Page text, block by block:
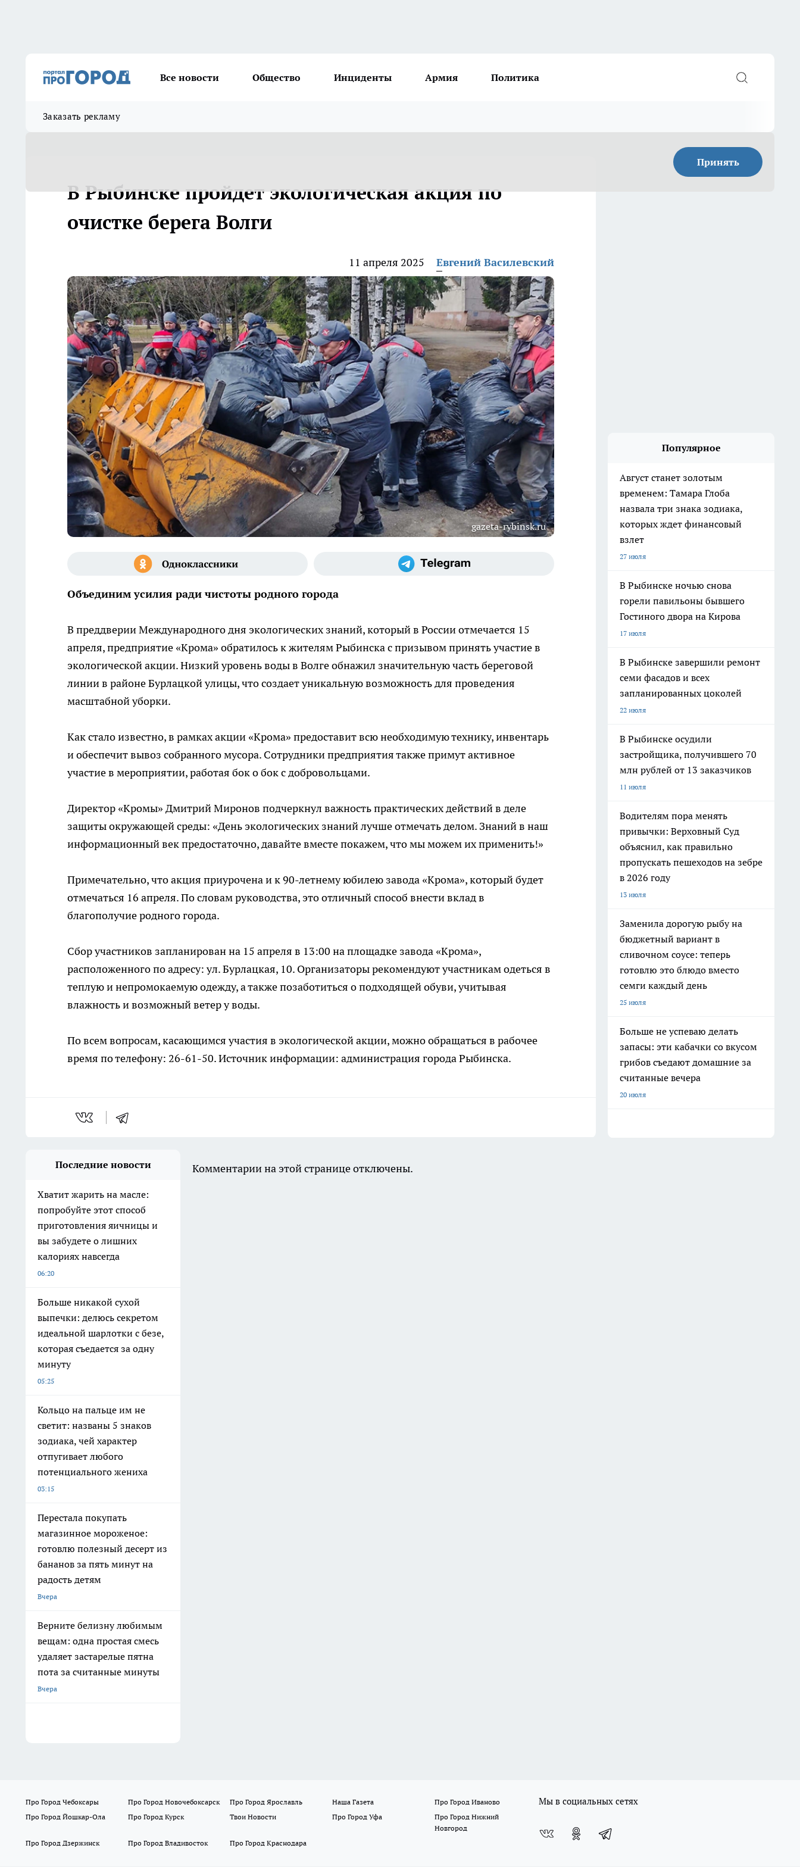
Все новости Общество Инциденты Армия Политика
Заказать рекламу
Принять
В Рыбинске пройдет экологическая акция по
очистке берега Волги
11 апреля 2025 Евгений Василевский
gazeta-rybinsk.ru
Объединим усилия ради чистоты родного города
В преддверии Международного дня экологических знаний, который в России отмечается 15
апреля, предприятие «Крома» обратилось к жителям Рыбинска с призывом принять участие в
экологической акции. Низкий уровень воды в Волге обнажил значительную часть береговой
линии в районе Бурлацкой улицы, что создает уникальную возможность для проведения
масштабной уборки.
Как стало известно, в рамках акции «Крома» предоставит всю необходимую технику, инвентарь
и обеспечит вывоз собранного мусора. Сотрудники предприятия также примут активное
участие в мероприятии, работая бок о бок с добровольцами.
Директор «Кромы» Дмитрий Миронов подчеркнул важность практических действий в деле
защиты окружающей среды: «День экологических знаний лучше отмечать делом. Знаний в наш
информационный век предостаточно, давайте вместе покажем, что мы можем их применить!»
Примечательно, что акция приурочена и к 90-летнему юбилею завода «Крома», который будет
отмечаться 16 апреля. По словам руководства, это отличный способ внести вклад в
благополучие родного города.
Сбор участников запланирован на 15 апреля в 13:00 на площадке завода «Крома»,
расположенного по адресу: ул. Бурлацкая, 10. Организаторы рекомендуют участникам одеться в
теплую и непромокаемую одежду, а также позаботиться о подходящей обуви, учитывая
влажность и возможный ветер у воды.
По всем вопросам, касающимся участия в экологической акции, можно обращаться в рабочее
время по телефону: 26-61-50. Источник информации: администрация города Рыбинска.
Популярное
Август станет золотым
временем: Тамара Глоба
назвала три знака зодиака,
которых ждет финансовый
взлет
27 июля
В Рыбинске ночью снова
горели павильоны бывшего
Гостиного двора на Кирова
17 июля
В Рыбинске завершили ремонт
семи фасадов и всех
запланированных цоколей
22 июля
В Рыбинске осудили
застройщика, получившего 70
млн рублей от 13 заказчиков
11 июля
Водителям пора менять
привычки: Верховный Суд
объяснил, как правильно
пропускать пешеходов на зебре
в 2026 году
13 июля
Заменила дорогую рыбу на
бюджетный вариант в
сливочном соусе: теперь
готовлю это блюдо вместо
семги каждый день
25 июля
Больше не успеваю делать
запасы: эти кабачки со вкусом
грибов съедают домашние за
считанные вечера
20 июля
Последние новости
Хватит жарить на масле:
попробуйте этот способ
приготовления яичницы и
вы забудете о лишних
калориях навсегда
06:20
Больше никакой сухой
выпечки: делюсь секретом
идеальной шарлотки с безе,
которая съедается за одну
минуту
05:25
Кольцо на пальце им не
светит: названы 5 знаков
зодиака, чей характер
отпугивает любого
потенциального жениха
03:15
Перестала покупать
магазинное мороженое:
готовлю полезный десерт из
бананов за пять минут на
радость детям
Вчера
Верните белизну любимым
вещам: одна простая смесь
удаляет застарелые пятна
пота за считанные минуты
Вчера
Комментарии на этой странице отключены.
Про Город Чебоксары Про Город Новочебоксарск Про Город Ярославль Наша Газета
Про Город Иваново
Про Город Йошкар-Ола
Про Город Курск Твои Новости Про Город Уфа
Про Город Нижний
Новгород
Про Город Дзержинск
Про Город Владивосток Про Город Краснодара
Мы в социальных сетях